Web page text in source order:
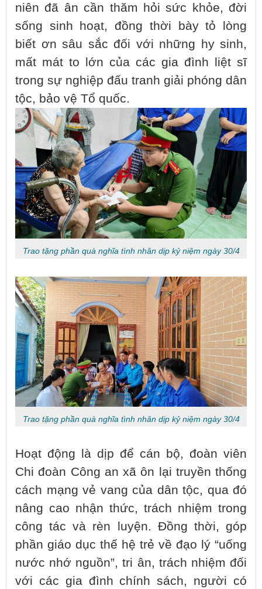
niên đã ân cần thăm hỏi sức khỏe, đời
sống sinh hoạt, đồng thời bày tỏ lòng
biết ơn sâu sắc đối với những hy sinh,
mất mát to lớn của các gia đình liệt sĩ
trong sự nghiệp đấu tranh giải phóng dân
tộc, bảo vệ Tổ quốc.
Trao tặng phần quà nghĩa tình nhân dịp kỷ niệm ngày 30/4
Trao tặng phần quà nghĩa tình nhân dịp kỷ niệm ngày 30/4
Hoạt động là dịp để cán bộ, đoàn viên
Chi đoàn Công an xã ôn lại truyền thống
cách mạng vẻ vang của dân tộc, qua đó
nâng cao nhận thức, trách nhiệm trong
công tác và rèn luyện. Đồng thời, góp
phần giáo dục thế hệ trẻ về đạo lý “uống
nước nhớ nguồn”, tri ân, trách nhiệm đối
với các gia đình chính sách, người có